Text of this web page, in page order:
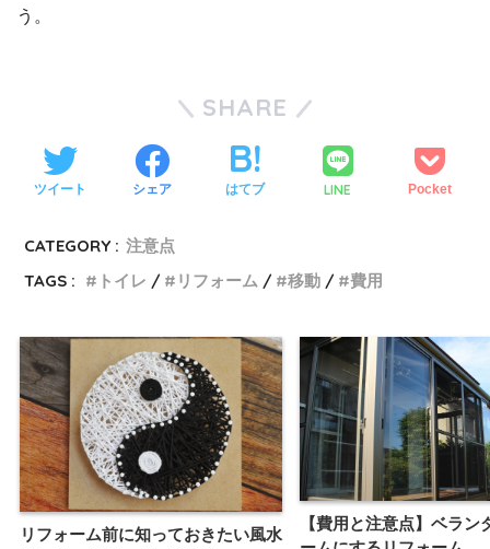
う。
SHARE
ツイート シェア はてブ LINE Pocket
CATEGORY : 注意点
TAGS :
トイレ リフォーム 移動 費用
リフォーム前に知っておきたい風水
【費用と注意点】ベラン